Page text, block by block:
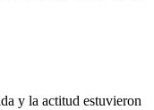
y la actitud estuvieron